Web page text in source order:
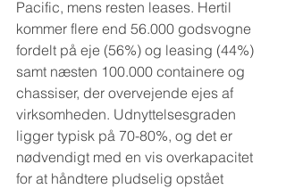
Pacific, mens resten leases. Hertil
kommer flere end 56.000 godsvogne
fordelt på eje (56%) og leasing (44%)
samt næsten 100.000 containere og
chassiser, der overvejende ejes af
virksomheden. Udnyttelsesgraden
ligger typisk på 70-80%, og det er
nødvendigt med en vis overkapacitet
for at håndtere pludselig opstået